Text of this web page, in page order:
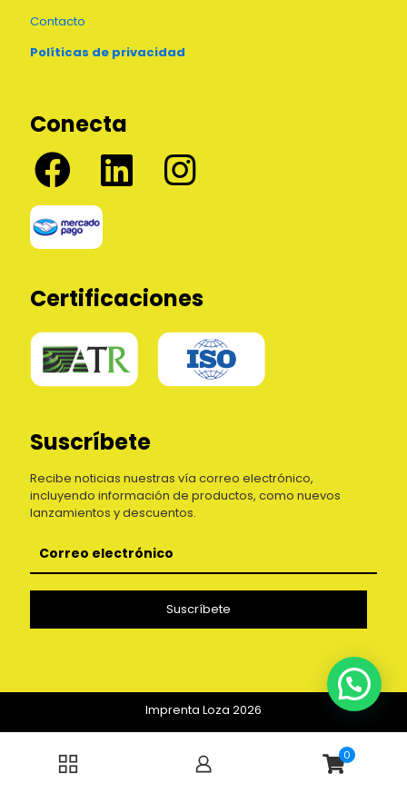
Contacto
Políticas de privacidad
Conecta
Certificaciones
Suscríbete
Recibe noticias nuestras vía correo electrónico,
incluyendo información de productos, como nuevos
lanzamientos y descuentos.
Imprenta Loza 2026
0